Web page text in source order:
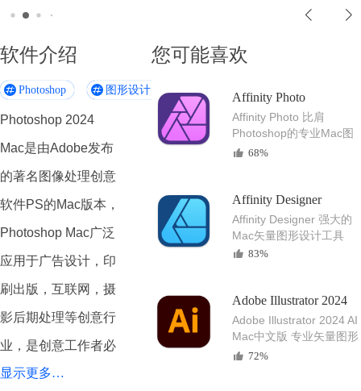
软件介绍
Photoshop 图形设计 Mac图形和设计软件
Photoshop 2024
Mac是由Adobe发布
的著名图像处理创意
软件PS的Mac版本，
Photoshop Mac广泛
应用于广告设计，印
刷出版，互联网，摄
影后期处理等创意行
业，是创意工作者必
不可少的图片处理软
显示更多…
您可能喜欢
Affinity Photo
Affinity Photo 比肩
Photoshop的专业Mac图
像编辑软件
68%
Affinity Designer
Affinity Designer 强大的
Mac矢量图形设计工具
83%
Adobe Illustrator 2024
Adobe Illustrator 2024 AI
Mac中文版 专业矢量图形
设计软件
72%